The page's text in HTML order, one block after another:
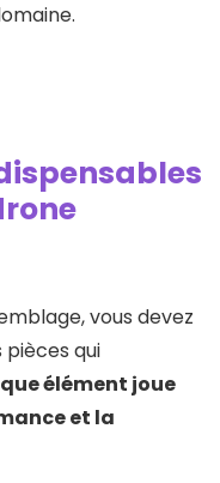
vous devez
qui
élément joue
et la